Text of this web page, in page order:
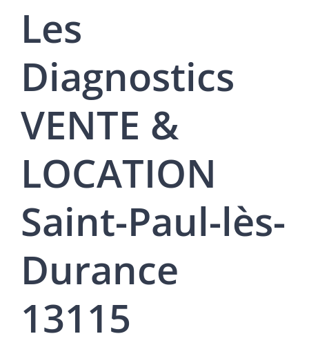
Les
Diagnostics
VENTE &
LOCATION
Saint-Paul-lès-
Durance
13115